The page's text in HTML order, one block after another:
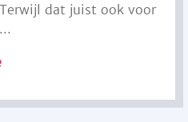
dat juist ook voor